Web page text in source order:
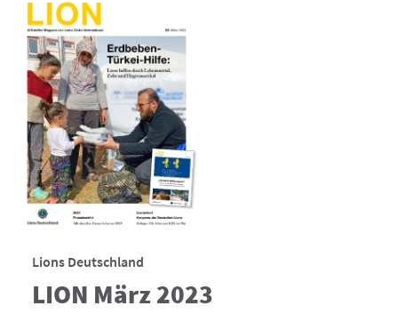
Lions Deutschland
LION März 2023